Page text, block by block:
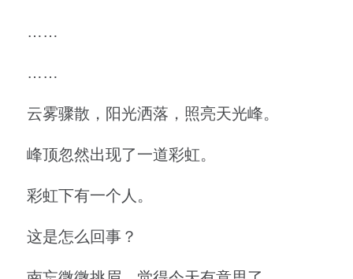
……
……
云雾骤散，阳光洒落，照亮天光峰。
峰顶忽然出现了一道彩虹。
彩虹下有一个人。
这是怎么回事？